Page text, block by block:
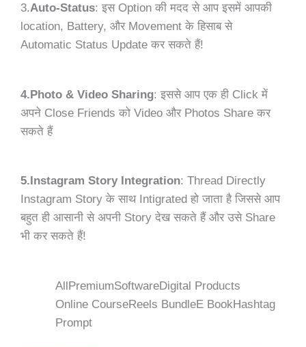
3.Auto-Status: इस Option की मदद से आप इसमें आपकी
location, Battery, और Movement के हिसाब से
Automatic Status Update कर सकते हैं!
4.Photo & Video Sharing: इससे आप एक ही Click में
अपने Close Friends को Video और Photos Share कर
सकते हैं
5.Instagram Story Integration: Thread Directly
Instagram Story के साथ Intigrated हो जाता है जिससे आप
बहुत ही आसानी से अपनी Story देख सकते हैं और उसे Share
भी कर सकते हैं!
AllPremiumSoftwareDigital Products
Online CourseReels BundleE BookHashtag
Prompt